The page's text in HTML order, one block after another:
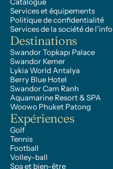
Services et équipements
Politique de confidentialité
Services de la société de
Destinations
Swandor Topkapı Palace
Swandor Kemer
Lykia World Antalya
Berry Blue Hotel
Swandor Cam Ranh
Aquamarine Resort & SPA
Woowo Phuket Patong
Expériences
Golf
Tennis
Football
Volley-ball
Spa et bien-être